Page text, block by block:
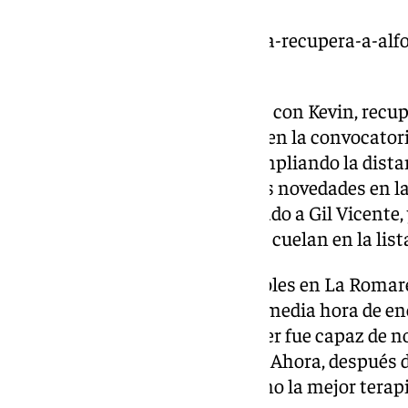
https://www.101tv.es/el-malaga-recupera-a-
La expedición contará de nuevo con Kevin,
Chupete. El canterano repetirá en la
Málaga CF, de ganar, seguiría ampliando la
puestos de descenso. Hay varias novedades en
cumple ciclo, Bermejo, traspasado a Gil
mientras que Tasende y Acín se cuelan en la
En la ida se vivió un duelo sin goles en La
Málaga sumó de milagro. En la media hora de
roja directa y el equipo de Pellicer fue capaz de
juego en inferioridad numérica. Ahora,
ambos, la victoria se antoja como la mejor